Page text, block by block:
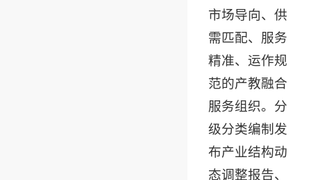
市场导向、供
需匹配、服务
精准、运作规
范的产教融合
服务组织。分
级分类编制发
布产业结构动
态调整报告、